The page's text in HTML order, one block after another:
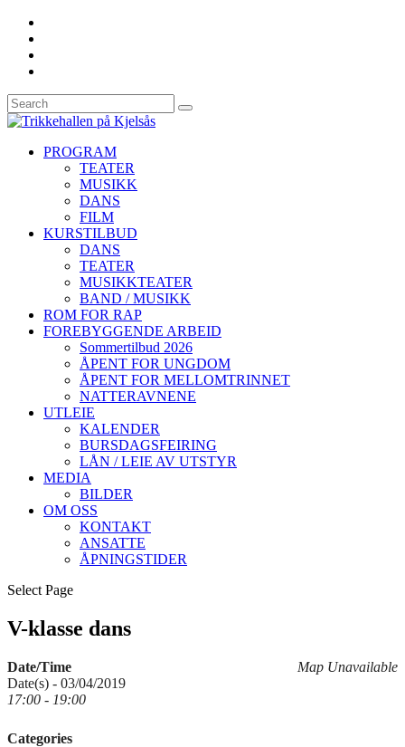
PROGRAM
TEATER
MUSIKK
DANS
FILM
KURSTILBUD
DANS
TEATER
MUSIKKTEATER
BAND / MUSIKK
ROM FOR RAP
FOREBYGGENDE ARBEID
Sommertilbud 2026
ÅPENT FOR UNGDOM
ÅPENT FOR MELLOMTRINNET
NATTERAVNENE
UTLEIE
KALENDER
BURSDAGSFEIRING
LÅN / LEIE AV UTSTYR
MEDIA
BILDER
OM OSS
KONTAKT
ANSATTE
ÅPNINGSTIDER
Select Page
V-klasse dans
Map Unavailable
Date/Time
Date(s) - 03/04/2019
17:00 - 19:00
Categories